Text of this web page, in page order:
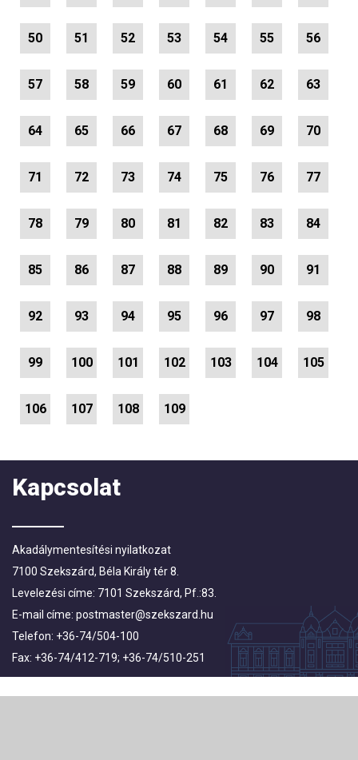
50 51 52 53 54 55 56
57 58 59 60 61 62 63
64 65 66 67 68 69 70
71 72 73 74 75 76 77
78 79 80 81 82 83 84
85 86 87 88 89 90 91
92 93 94 95 96 97 98
99 100 101 102 103 104 105
106 107 108 109
Kapcsolat
Akadálymentesítési nyilatkozat
7100 Szekszárd, Béla Király tér 8.
Levelezési címe: 7101 Szekszárd, Pf.:83.
E-mail címe: postmaster@szekszard.hu
Telefon: +36-74/504-100
Fax: +36-74/412-719; +36-74/510-251